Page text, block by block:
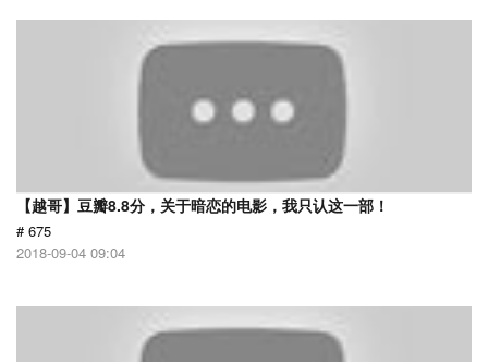
【越哥】豆瓣8.8分，关于暗恋的电影，我只认这一部！
# 675
2018-09-04 09:04